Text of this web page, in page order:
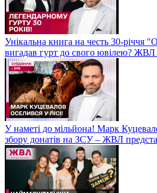
Унікальна книга на честь 30-річчя
вигадав гурт до свого ювілею? ЖВЛ
У наметі до мільйона! Марк
збору донатів на ЗСУ – ЖВЛ